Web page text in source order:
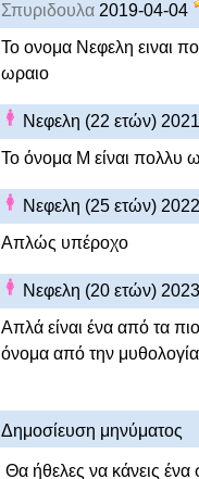
Σπυριδουλα2019-04-04
Το ονομα Νεφελη ειναι
ωραιο
Νεφελη (22 ετών)
Το όνομα Μ είναι πολλυ
Νεφελη (25 ετών)
Απλώς υπέροχο
Νεφελη (20 ετών)
Απλά είναι ένα από τα
όνομα από την μυθολογία
Δημοσίευση μηνύματος
Θα ήθελες να κάνεις